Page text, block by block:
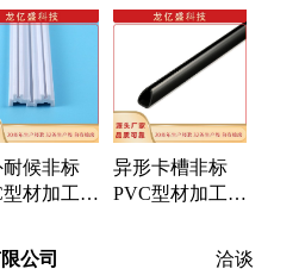
边条、母线槽、灯罩
耐候非标
型材加工
定制
异形卡槽非标
PVC型材加工
公司 洽谈